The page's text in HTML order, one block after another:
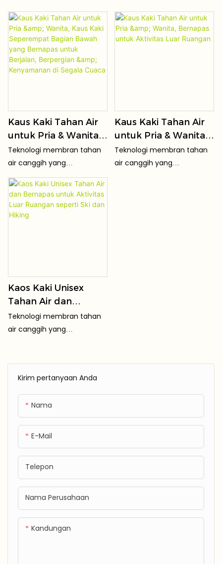
Kirim pertanyaan Anda
Nama
E-Mail
Telepon
Nama Perusahaan
Kandungan
Kaus Kaki Tahan Air
untuk Pria & Wanita,
Kaus Kaki
Seperempat Bagian
Bawah yang
Bernapas untuk
Berjalan, Berpergian
& Kenyamanan di
Teknologi membran tahan
air canggih yang
menghalangi kelembapan
sekaligus mempertahankan
sirkulasi udara.
Kaus Kaki Tahan Air
untuk Pria & Wanita,
Bernapas untuk
Aktivitas Luar
Teknologi membran tahan
air canggih yang
Kaos Kaki Unisex
Tahan Air dan
Bernapas untuk
Aktivitas Luar
Teknologi membran tahan
air canggih yang